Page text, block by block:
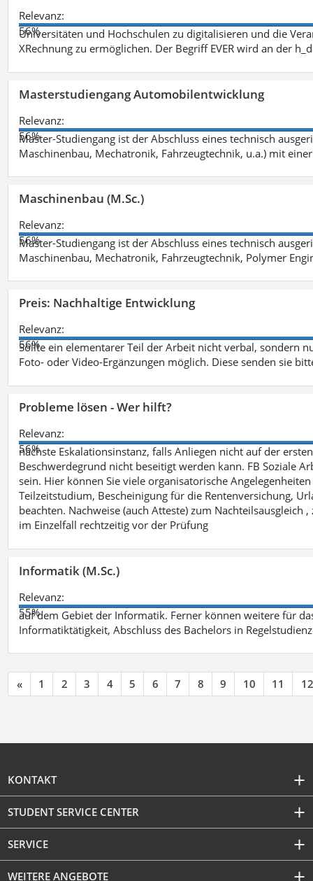
Relevanz:
56%
Universitäten und Hochschulen zu digitalisieren und die
XRechnung zu ermöglichen. Der Begriff EVER wird an der
Masterstudiengang Automobilentwicklung
Relevanz:
56%
Master-Studiengang ist der Abschluss eines technisch
Maschinenbau, Mechatronik, Fahrzeugtechnik, u.a.) mit
Maschinenbau (M.Sc.)
Relevanz:
56%
Master-Studiengang ist der Abschluss eines technisch
Maschinenbau, Mechatronik, Fahrzeugtechnik, Polymer
Preis: Nachhaltige Entwicklung
Relevanz:
56%
Sollte ein elementarer Teil der Arbeit nicht verbal, sondern
Foto- oder Video-Ergänzungen möglich. Diese senden sie
Probleme lösen - Wer hilft?
Relevanz:
56%
nächste Eskalationsinstanz, falls Anliegen nicht auf der
Beschwerdegrund nicht beseitigt werden kann. FB Soziale
sein. Hier können Sie viele organisatorische
Teilzeitstudium, Bescheinigung für die Rentenversichung,
beachten. Nachweise (auch Atteste) zum Nachteilsausgleich
im Einzelfall rechtzeitig vor der Prüfung
Informatik (M.Sc.)
Relevanz:
55%
auf dem Gebiet der Informatik. Ferner können weitere für
Informatiktätigkeit, Abschluss des Bachelors in
« 1 2 3 4 5 6 7 8 9 10 11 12
KONTAKT
STUDENT SERVICE CENTER
SERVICE
WEITERE ANGEBOTE